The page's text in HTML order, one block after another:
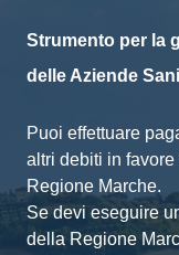
Strumento per la
delle Aziende
Puoi effettuare
altri debiti in
Regione Marche.
Se devi eseguire
della Regione